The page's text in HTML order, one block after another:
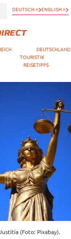
DEUTSCH » ENGLISH »
DEUTSCHLAND
TOURISTIK
REISETIPPS
(Foto: Pixabay).